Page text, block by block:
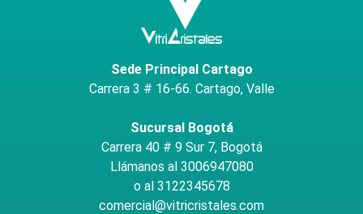
Sede Principal Cartago
Carrera 3 # 16-66. Cartago, Valle
Sucursal Bogotá
Carrera 40 # 9 Sur 7, Bogotá
Llámanos al 3006947080
o al 3122345678
comercial@vitricristales.com